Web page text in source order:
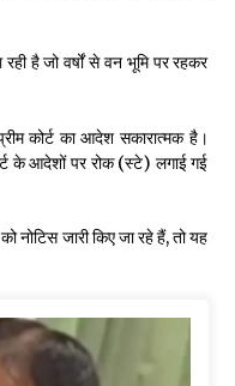
है जो वर्षों से वन भूमि पर रहकर
कोर्ट का आदेश सकारात्मक है।
के आदेशों पर रोक (स्टे) लगाई गई
नोटिस जारी किए जा रहे हैं, तो यह